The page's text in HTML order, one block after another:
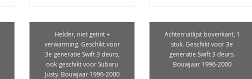
Helder, niet getint +
verwarming. Geschikt voor
3e generatie Swift 3 deurs,
ook geschikt voor Subaru
Justy. Bouwjaar 1996-2000
Achterruitlijst bovenkant, 1
stuk. Geschikt voor 3e
generatie Swift 3 deurs.
Bouwjaar 1996-2000